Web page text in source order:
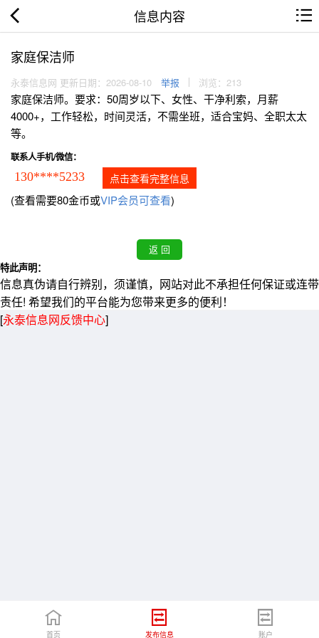
信息内容
家庭保洁师
永泰信息网 更新日期：2026-08-10 举报 浏览：213
家庭保洁师。要求：50周岁以下、女性、干净利索，月薪
4000+，工作轻松，时间灵活，不需坐班，适合宝妈、全职太太
等。
联系人手机/微信：
130****5233 点击查看完整信息
(查看需要80金币或VIP会员可查看)
特此声明：
信息真伪请自行辨别，须谨慎，网站对此不承担任何保证或连带
责任! 希望我们的平台能为您带来更多的便利！
[永泰信息网反馈中心]
首页 发布信息 账户